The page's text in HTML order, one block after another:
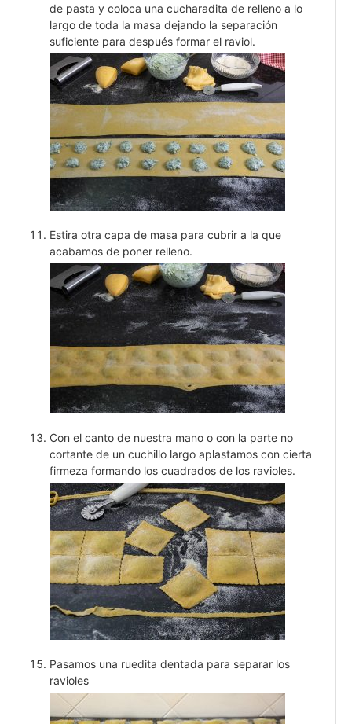
de pasta y coloca una cucharadita de relleno a lo
largo de toda la masa dejando la separación
suficiente para después formar el raviol.
Estira otra capa de masa para cubrir a la que
acabamos de poner relleno.
Con el canto de nuestra mano o con la parte no
cortante de un cuchillo largo aplastamos con cierta
firmeza formando los cuadrados de los ravioles.
Pasamos una ruedita dentada para separar los
ravioles